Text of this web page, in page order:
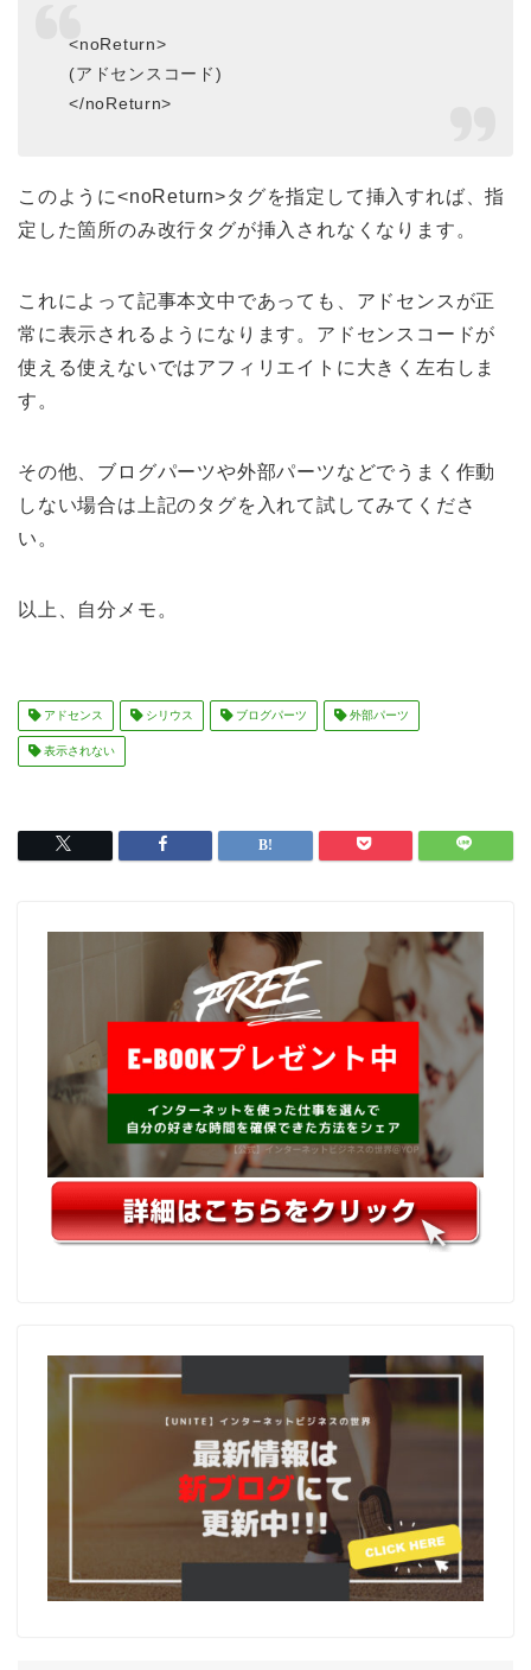
<noReturn>
(アドセンスコード)
</noReturn>
このように<noReturn>タグを指定して挿入すれば、指
定した箇所のみ改行タグが挿入されなくなります。
これによって記事本文中であっても、アドセンスが正
常に表示されるようになります。アドセンスコードが
使える使えないではアフィリエイトに大きく左右しま
す。
その他、ブログパーツや外部パーツなどでうまく作動
しない場合は上記のタグを入れて試してみてくださ
い。
以上、自分メモ。
アドセンス シリウス ブログパーツ 外部パーツ
表示されない